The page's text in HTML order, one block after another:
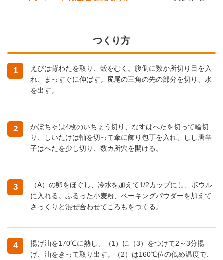
つくり方
1
えびは背わたを取り、殻をむく。腹側に数か所切り目を入
れ、まっすぐに伸ばす。尻尾の三角の先の部分を切り、水
を出す。
2
かぼちゃは4枚のいちょう切り、なすはへたを切って輪切
り、しいたけは軸を切って傘に飾り包丁を入れ、しし唐辛
子はへたを少し切り、数カ所穴を開ける。
3
（A）の卵をほぐし、冷水を加えて1/2カップにし、ボウル
に入れる。ふるった小麦粉、ベーキングパウダーを加えて
さっくりと混ぜ合わせてころもをつくる。
4
揚げ油を170℃に熱し、（1）に（3）をつけて2～3分揚
げ、油をきって取り出す。（2）は160℃位の低め温度で、